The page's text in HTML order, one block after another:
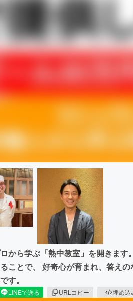
から学ぶ「熱中教室」を開きます
ことで、 好奇心が育まれ、答え
す。
LINEで送る URLコピー 埋め込